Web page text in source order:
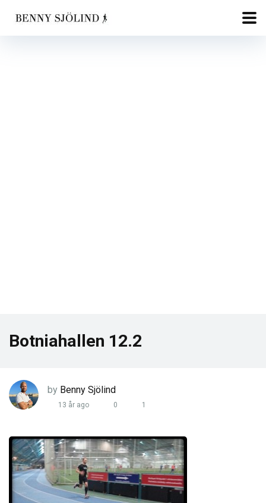
Botniahallen 12.2
by Benny Sjölind
13 år ago 0 1